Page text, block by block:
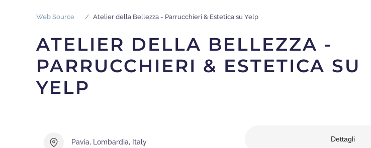
Web Source Atelier della Bellezza - Parrucchieri & Estetica su Yelp
ATELIER DELLA BELLEZZA -
PARRUCCHIERI & ESTETICA SU
YELP
Pavia, Lombardia, Italy Dettagli